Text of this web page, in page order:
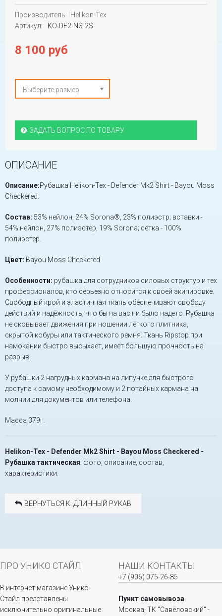
Производитель
Helikon-Tex
Артикул:
KO-DF2-NS-2S
8 100 руб
Выберите размер
ЗАДАТЬ ВОПРОС ПО ТОВАРУ
ОПИСАНИЕ
Описание:Рубашка Helikon-Tex - Defender Mk2 Shirt - Bayou Moss
Checkered.
Состав: 53% нейлон, 24% Sorona®, 23% полиэстр; вставки -
54% нейлон, 27% полиэстер, 19% Sorona; сетка - 100%
полиэстер.
Цвет: Bayou Moss Checkered
Особенности: рубашка для сотрудников силовых структур и тех
профессионалов, кто серьезно относится к своей экипировке.
Свободный крой и эластичная ткань обеспечивают свободу
действий и надёжность, что бы на вас ни было надето. Рубашка
не сковывает движения при ношении лёгкого плитника,
скрытой кобуры или тактического ремня. Ткань Ripstop при
намокании быстро высыхает, имеет большую прочность на
разрыв.
У рубашки 2 нагрудных кармана на липучке для быстрого
доступа к самому необходимому и 2 потайных кармана на
молнии для документов или телефона.
Масса 379г.
Helikon-Tex - Defender Mk2 Shirt - Bayou Moss Checkered -
Рубашка тактическая: фото, описание, состав,
характеристики.
ВЕРНУТЬСЯ К: ДЛИННЫЙ РУКАВ
ПРО УНИКО СТАЙЛ
В интернет магазине Унико
Стайл представлены
исключительно оригинальные
НАШИ КОНТАКТЫ
+7 (906) 075-26-85
Пункт самовывоза
Москва, ТК "Савёловский" -